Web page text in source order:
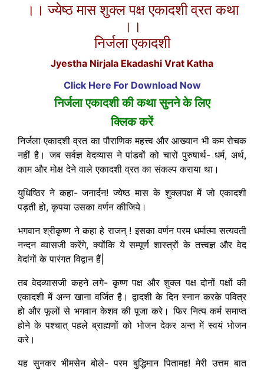
।। ज्येष्ठ मास शुक्ल पक्ष एकादशी व्रत कथा
।।
निर्जला एकादशी
Jyestha Nirjala Ekadashi Vrat Katha
Click Here For Download Now
निर्जला एकादशी की कथा सुनने के लिए
क्लिक करें
निर्जला एकादशी व्रत का पौराणिक महत्त्व और आख्यान भी कम रोचक
नहीं है। जब सर्वज्ञ वेदव्यास ने पांडवों को चारों पुरुषार्थ- धर्म, अर्थ,
काम और मोक्ष देने वाले एकादशी व्रत का संकल्प कराया था।
युधिष्ठिर ने कहा- जनार्दन! ज्येष्ठ मास के शुक्लपक्ष में जो एकादशी
पड़ती हो, कृपया उसका वर्णन कीजिये।
भगवान श्रीकृष्ण ने कहा हे राजन् ! इसका वर्णन परम धर्मात्मा सत्यवती
नन्दन व्यासजी करेंगे, क्योंकि ये सम्पूर्ण शास्त्रों के तत्त्वज्ञ और वेद
वेदांगों के पारंगत विद्वान हैं|
तब वेदव्यासजी कहने लगे- कृष्ण पक्ष और शुक्ल पक्ष दोनों पक्षों की
एकादशी में अन्न खाना वर्जित है। द्वादशी के दिन स्नान करके पवित्र
हो और फूलों से भगवान केशव की पूजा करे। फिर नित्य कर्म समाप्त
होने के पश्चात् पहले ब्राह्मणों को भोजन देकर अन्त में स्वयं भोजन
करे।
यह सुनकर भीमसेन बोले- परम बुद्धिमान पितामह! मेरी उत्तम बात